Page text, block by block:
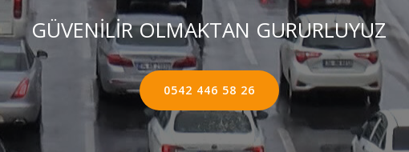
GÜVENİLİR OLMAKTAN GURURLUYUZ
0542 446 58 26